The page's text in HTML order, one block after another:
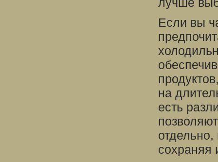
Если вы
на
есть
сохраняя